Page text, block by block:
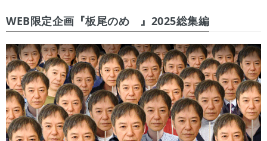
WEB限定企画『板尾のめ゙』2025総集編